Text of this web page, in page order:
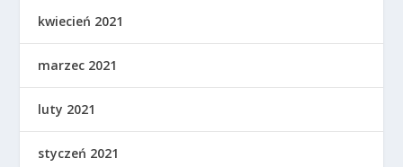
kwiecień 2021
marzec 2021
luty 2021
styczeń 2021